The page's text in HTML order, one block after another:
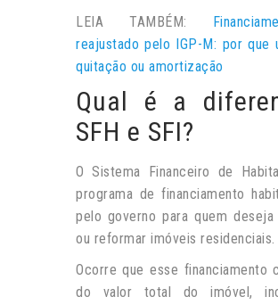
LEIA TAMBÉM:
reajustado pelo IGP-M: por que
quitação ou amortização
Qual é a
SFH e SFI?
O Sistema Financeiro de
programa de financiamento
pelo governo para quem
ou reformar imóveis residenciais.
Ocorre que esse financiamento
do valor total do imóvel,